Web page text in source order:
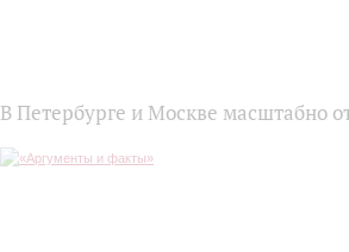
В Петербурге и Москве масштабно